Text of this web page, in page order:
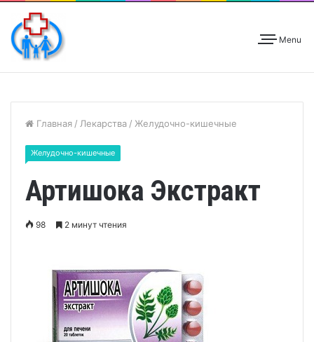
Menu
Главная / Лекарства / Желудочно-кишечные
Желудочно-кишечные
Артишока Экстракт
98 2 минут чтения